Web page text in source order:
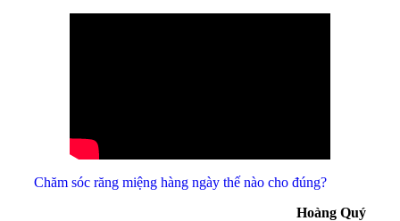
Chăm sóc răng miệng hàng ngày thế nào cho đúng?
Hoàng Quý